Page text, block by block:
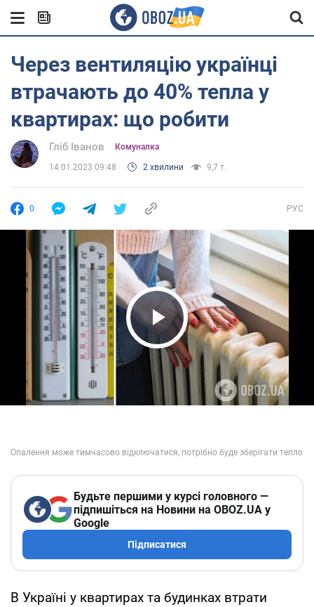
Через вентиляцію українці
втрачають до 40% тепла у
квартирах: що робити
Гліб Іванов Комуналка
14.01.2023 09:48 2 хвилини 9,7 т.
0 РУС
Play Video
Будьте першими у курсі головного —
підпишіться на Новини на OBOZ.UA у
Google
Підписатися
В Україні у квартирах та будинках втрати